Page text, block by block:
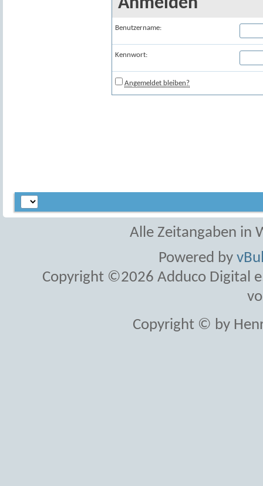
Benutzername:
Kennwort:
Angemeldet bleiben?
Alle Zeitangaben in
Powered by
Copyright ©2026 Adduco Digital
Copyright © by